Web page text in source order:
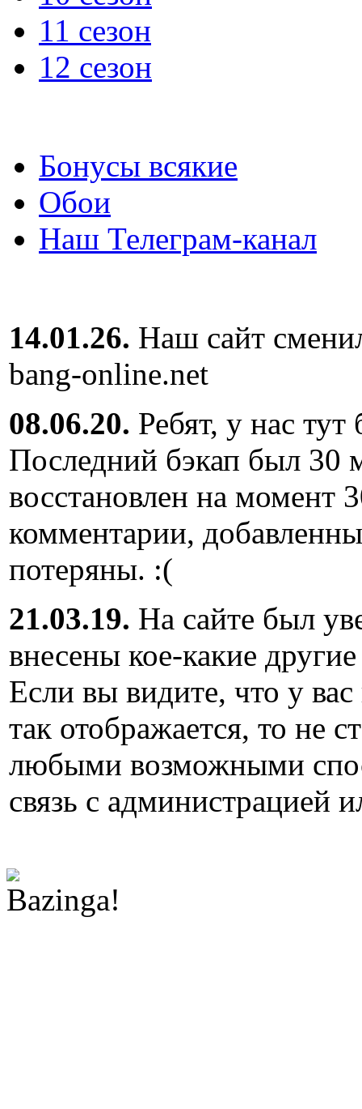
11 сезон
12 сезон
Бонусы всякие
Обои
Наш Телеграм-канал
14.01.26. Наш сайт
bang-online.net
08.06.20. Ребят, у нас
Последний бэкап был 30
восстановлен на
комментарии,
потеряны. :(
21.03.19. На сайте был
внесены кое-какие
Если вы видите, что у
так отображается, то не
любыми возможными
связь с администрацией